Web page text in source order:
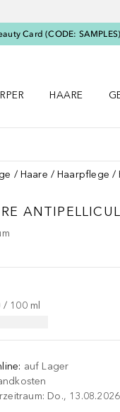
Card (CODE: SAMPLES)
Douglas Startseite
HAARE
Haare Haarpflege
/ 100 ml
: auf Lager
Do.,